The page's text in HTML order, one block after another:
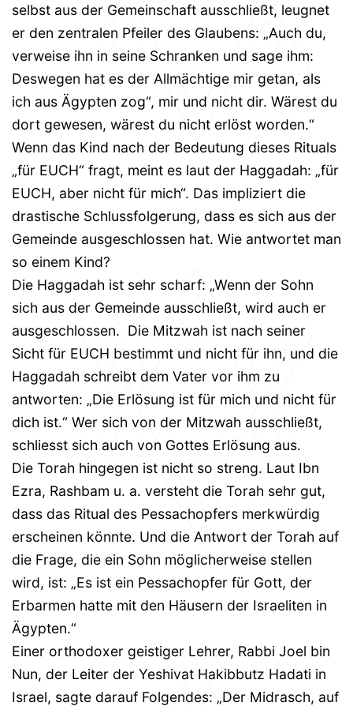
selbst aus der Gemeinschaft ausschließt, leugnet
er den zentralen Pfeiler des Glaubens: „Auch du,
verweise ihn in seine Schranken und sage ihm:
Deswegen hat es der Allmächtige mir getan, als
ich aus Ägypten zog“, mir und nicht dir. Wärest du
dort gewesen, wärest du nicht erlöst worden.“
Wenn das Kind nach der Bedeutung dieses Rituals
„für EUCH“ fragt, meint es laut der Haggadah: „für
EUCH, aber nicht für mich“. Das impliziert die
drastische Schlussfolgerung, dass es sich aus der
Gemeinde ausgeschlossen hat. Wie antwortet man
so einem Kind?
Die Haggadah ist sehr scharf: „Wenn der Sohn
sich aus der Gemeinde ausschließt, wird auch er
ausgeschlossen. Die Mitzwah ist nach seiner
Sicht für EUCH bestimmt und nicht für ihn, und die
Haggadah schreibt dem Vater vor ihm zu
antworten: „Die Erlösung ist für mich und nicht für
dich ist.“ Wer sich von der Mitzwah ausschließt,
schliesst sich auch von Gottes Erlösung aus.
Die Torah hingegen ist nicht so streng. Laut Ibn
Ezra, Rashbam u. a. versteht die Torah sehr gut,
dass das Ritual des Pessachopfers merkwürdig
erscheinen könnte. Und die Antwort der Torah auf
die Frage, die ein Sohn möglicherweise stellen
wird, ist: „Es ist ein Pessachopfer für Gott, der
Erbarmen hatte mit den Häusern der Israeliten in
Ägypten.“
Einer orthodoxer geistiger Lehrer, Rabbi Joel bin
Nun, der Leiter der Yeshivat Hakibbutz Hadati in
Israel, sagte darauf Folgendes: „Der Midrasch, auf